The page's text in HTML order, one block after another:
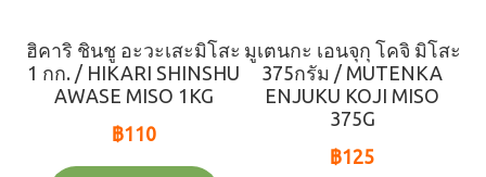
ฮิคาริ ชินชู อะวะเสะมิโสะ
1 กก. / HIKARI SHINSHU
AWASE MISO 1KG
฿110
มูเตนกะ เอนจุกุ โคจิ มิโสะ
375กรัม / MUTENKA
ENJUKU KOJI MISO
375G
฿125